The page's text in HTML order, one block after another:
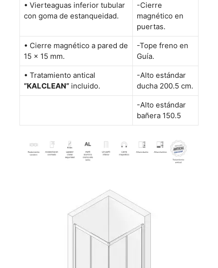
• Vierteaguas inferior tubular
con goma de estanqueidad.
-Cierre
magnético en
puertas.
• Cierre magnético a pared de
15 x 15 mm.
-Tope freno en
Guía.
• Tratamiento antical
“KALCLEAN” incluido.
-Alto estándar
ducha 200.5 cm.
-Alto estándar
bañera 150.5